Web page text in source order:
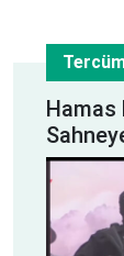
25
Şub
Hamas